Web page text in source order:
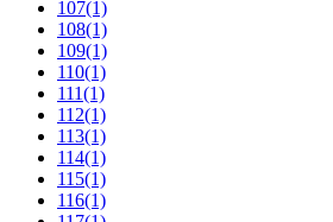
107(1)
108(1)
109(1)
110(1)
111(1)
112(1)
113(1)
114(1)
115(1)
116(1)